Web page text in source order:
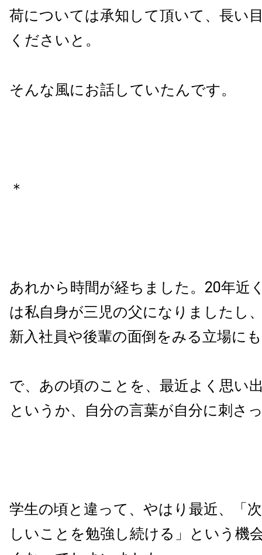
荷については承知して頂いて、長い
くださいと。
そんな風にお話していたんです。
＊
あれから時間が経ちました。20年近
は私自身が三児の父になりましたし
新入社員や後輩の面倒をみる立場に
で、あの頃のことを、最近よく思い
というか、自分の言葉が自分に刺さ
学生の頃と違って、やはり最近、「
しいことを勉強し続ける」という機